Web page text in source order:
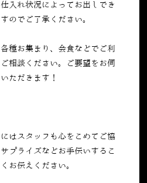
入れ状況によってお出しでき
のでご了承ください。
種お集まり、会食などでご利
相談ください。ご要望をお伺
ただきます！
はスタッフも心をこめてご協
プライズなどお手伝いするこ
お伝えください。